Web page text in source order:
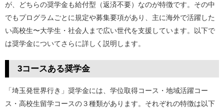
が、どちらの奨学金も給付型（返済不要）なのが特徴です。その中
でもプログラムごとに規定や募集要項があり、主に海外で活躍した
い高校生〜大学生・社会人まで広い世代を支援しています。以下で
は奨学金についてさらに詳しく説明します。
3コースある奨学金
「埼玉発世界行き」奨学金には、学位取得コース・地域活躍コー
ス・高校生留学コースの３種類があります。それぞれの特徴は以下